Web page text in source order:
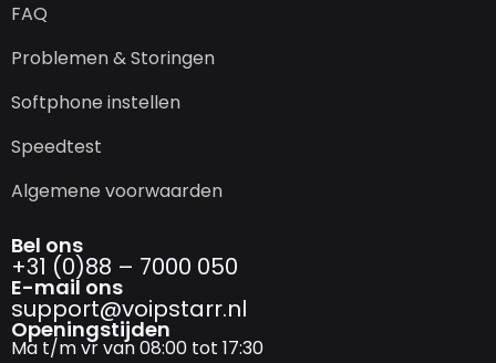
FAQ
Problemen & Storingen
Softphone instellen
Speedtest
Algemene voorwaarden
Bel ons
+31 (0)88 – 7000 050
E-mail ons
support@­voipstarr.nl
Openingstijden
Ma t/m vr van 08:00 tot 17:30